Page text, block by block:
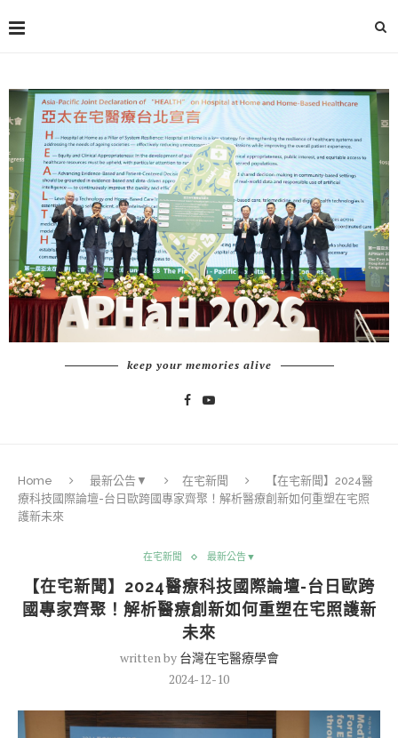
keep your memories alive
Home 最新公告▼ 在宅新聞
【在宅新聞】2024醫
療科技國際論壇-台日歐跨國專家齊聚！解析醫療創新如何重塑在宅照
護新未來
在宅新聞 最新公告▼
【在宅新聞】2024醫療科技國際論壇-台日歐跨
國專家齊聚！解析醫療創新如何重塑在宅照護新
未來
written by 台灣在宅醫療學會
2024-12-10